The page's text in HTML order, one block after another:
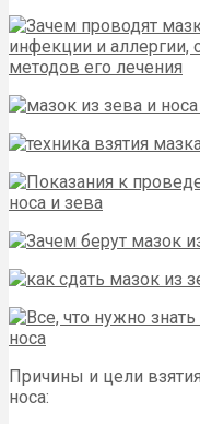
Причины и цели
носа: